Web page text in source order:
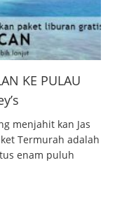
KE PULAU
menjahit kan Jas
Termurah adalah
enam puluh